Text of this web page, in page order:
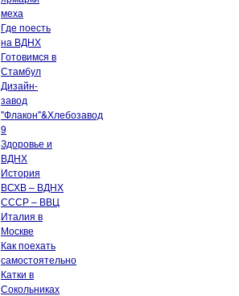
меха
Где поесть
на ВДНХ
Готовимся в
Стамбул
Дизайн-
завод
"Флакон"&Хлебозавод
9
Здоровье и
ВДНХ
История
ВСХВ – ВДНХ
СССР – ВВЦ
Италия в
Москве
Как поехать
самостоятельно
Катки в
Сокольниках